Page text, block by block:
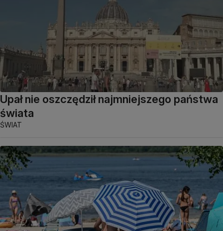
Upał nie oszczędził najmniejszego państwa
świata
ŚWIAT